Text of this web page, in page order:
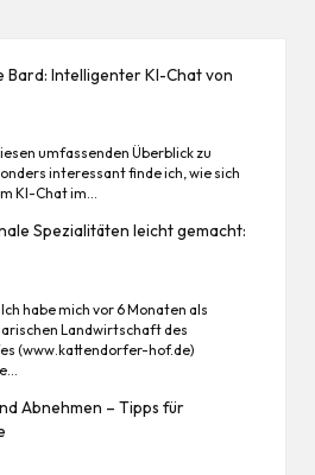
Bard: Intelligenter KI-Chat von
umfassenden Überblick zu
interessant finde ich, wie sich
KI-Chat im…
Spezialitäten leicht gemacht:
habe mich vor 6 Monaten als
Landwirtschaft des
(www.kattendorfer-hof.de)
Abnehmen – Tipps für